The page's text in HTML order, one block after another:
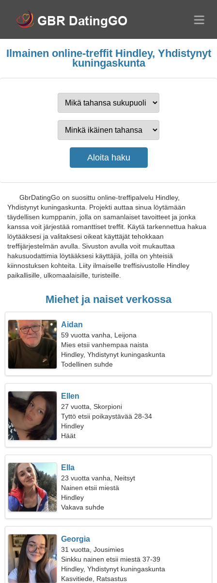
Ilmainen online-treffit Hindley, Yhdistynyt
kuningaskunta
GbrDatingGo on suosittu online-treffipalvelu Hindley,
Yhdistynyt kuningaskunta. Projekti auttaa sinua löytämään
täydellisen kumppanin, jolla on samanlaiset tavoitteet ja jonka
kanssa voit järjestää romanttiset treffit. Käytä tarkennettua hakua
löytääksesi ja valitaksesi oikeat käyttäjät tehokkaan
treffijärjestelmän avulla. Sivuston avulla voit mukauttaa
hakusuodattimia löytääksesi käyttäjiä, joilla on yhteisiä
kiinnostuksen kohteita. Liity ilmaiselle treffisivustolle Hindley
paikallisille, ulkomaalaisille, turisteille.
Miehet ja naiset verkossa
Aidan
59 vuotta vanha, Leijona
Mies etsii vanhempaa naista
Hindley, Yhdistynyt kuningaskunta
Todellinen suhde
Ellen
27 vuotta, Skorpioni
Tyttö etsii poikaystävää 28-34
Hindley
Häät
Ella
23 vuotta vanha, Neitsyt
Nainen etsii miestä
Hindley
Vakava suhde
Georgia
31 vuotta, Jousimies
Sinkku nainen etsii miestä 37-39
Hindley, Yhdistynyt kuningaskunta
Kasvitiede, Ratsastus